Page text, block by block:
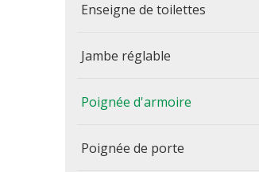
Enseigne de toilettes
Jambe réglable
Poignée d'armoire
Poignée de porte